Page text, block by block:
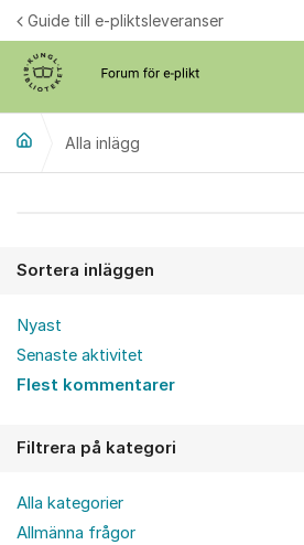
Hoppa till innehåll
Guide till e-pliktsleveranser
Alla inlägg
Sortera inläggen
Nyast
Senaste aktivitet
Flest kommentarer
Filtrera på kategori
Alla kategorier
Allmänna frågor